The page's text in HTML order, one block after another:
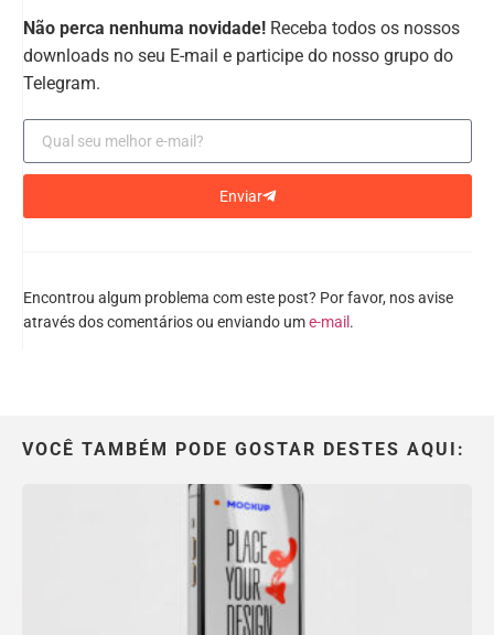
Não perca nenhuma novidade! Receba todos os nossos
downloads no seu E-mail e participe do nosso grupo do
Telegram.
Enviar
Encontrou algum problema com este post? Por favor, nos avise
através dos comentários ou enviando ume-mail .
VOCÊ TAMBÉM PODE GOSTAR DESTES AQUI: